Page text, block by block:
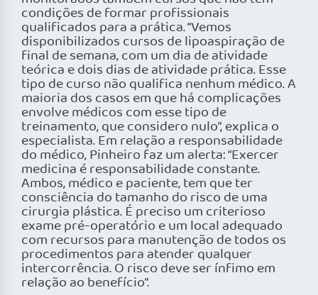
condições de formar profissionais
qualificados para a prática. “Vemos
disponibilizados cursos de lipoaspiração de
final de semana, com um dia de atividade
teórica e dois dias de atividade prática. Esse
tipo de curso não qualifica nenhum médico. A
maioria dos casos em que há complicações
envolve médicos com esse tipo de
treinamento, que considero nulo”, explica o
especialista. Em relação a responsabilidade
do médico, Pinheiro faz um alerta: “Exercer
medicina é responsabilidade constante.
Ambos, médico e paciente, tem que ter
consciência do tamanho do risco de uma
cirurgia plástica. É preciso um criterioso
exame pré-operatório e um local adequado
com recursos para manutenção de todos os
procedimentos para atender qualquer
intercorrência. O risco deve ser ínfimo em
relação ao benefício”.